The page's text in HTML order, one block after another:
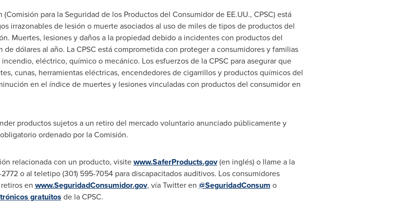
para la Seguridad de los Productos del Consumidor de EE.UU., CPSC) está
irrazonables de lesión o muerte asociados al uso de miles de tipos de productos del
Muertes, lesiones y daños a la propiedad debido a incidentes con productos del
dólares al año. La CPSC está comprometida con proteger a consumidores y familias
eléctrico, químico o mecánico. Los esfuerzos de la CPSC para asegurar que
cunas, herramientas eléctricas, encendedores de cigarrillos y productos químicos del
en el índice de muertes y lesiones vinculadas con productos del consumidor en
productos sujetos a un retiro del mercado voluntario anunciado públicamente y
ordenado por la Comisión.
relacionada con un producto, visitewww.SaferProducts.gov(en inglés) o llame a la
o al teletipo (301) 595-7054 para discapacitados auditivos. Los consumidores
en www.SeguridadConsumidor.gov, vía Twitter en @SeguridadConsum o
gratuitos de la CPSC.